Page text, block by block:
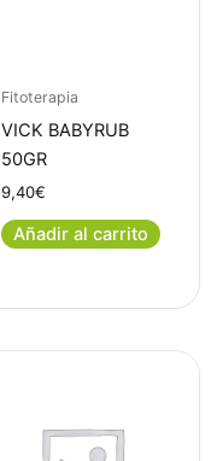
Fitoterapia
VICK BABYRUB
50GR
9,40€
Añadir al carrito